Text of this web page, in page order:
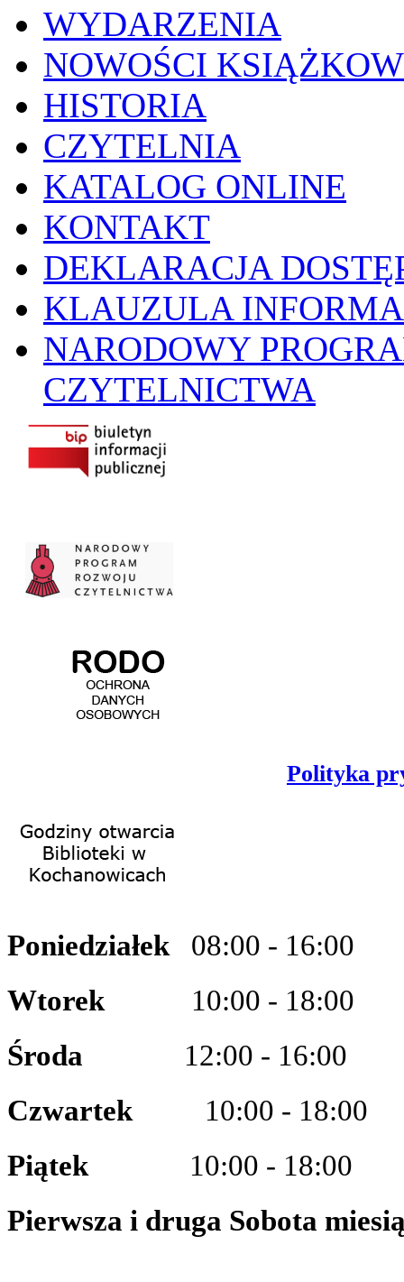
WYDARZENIA
NOWOŚCI
HISTORIA
CZYTELNIA
KATALOG ONLINE
KONTAKT
DEKLARACJA
KLAUZULA
NARODOWY
CZYTELNICTWA
Polityka
Poniedziałek 08:00 - 16:00
Wtorek
10:00 - 18:00
Środa
12:00 - 16:00
Czwartek
10:00 - 18:00
Piątek
10:00 - 18:00
Pierwsza i druga Sobota